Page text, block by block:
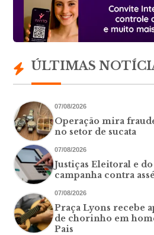
ÚLTIMAS
07/08/2026
Operação mira
no setor de sucata
07/08/2026
Justiças Eleitoral e
campanha contra
07/08/2026
Praça Lyons recebe
de chorinho em
Pais